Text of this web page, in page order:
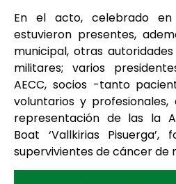
En el acto, celebrado
estuvieron presentes,
municipal, otras
militares; varios
AECC, socios -tanto
voluntarios y
representación de las la
Boat ‘Vallkirias
supervivientes de cáncer de